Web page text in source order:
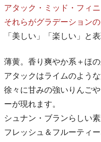
アタック・ミッド・フィ
それらがグラデーション
「美しい」「楽しい」と
薄黄。香り爽やか系＋ほ
アタックはライムのよう
徐々に甘みの強いりんご
ーが現れます。
シュナン・ブランらしい
フレッシュ＆フルーティ